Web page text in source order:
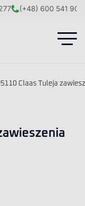
(+48) 600 541 908
Claas Tuleja